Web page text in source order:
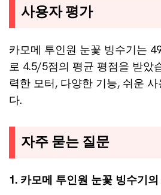
사용자 평가
카모메 투인원 눈꽃 빙수기는
로 4.5/5점의 평균 평점을 받았
력한 모터, 다양한 기능, 쉬운
다.
자주 묻는 질문
1. 카모메 투인원 눈꽃 빙수기